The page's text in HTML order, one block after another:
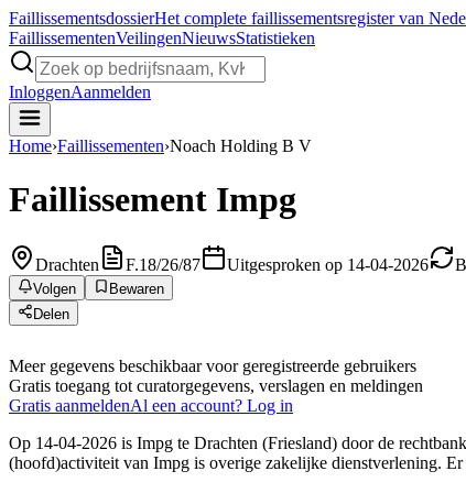
FaillissementsdossierHet complete faillissementsregister van
FaillissementenVeilingenNieuwsStatistieken
InloggenAanmelden
Home›Faillissementen›Noach Holding B V
Faillissement Impg
Drachten F.18/26/87 Uitgesproken op 14-04-2026
Volgen
Bewaren
Delen
Meer gegevens beschikbaar voor geregistreerde gebruikers
Gratis toegang tot curatorgegevens, verslagen en meldingen
Gratis aanmeldenAl een account? Log in
Op 14-04-2026 is Impg te Drachten (Friesland) door de
(hoofd)activiteit van Impg is overige zakelijke dienstverlening. Er